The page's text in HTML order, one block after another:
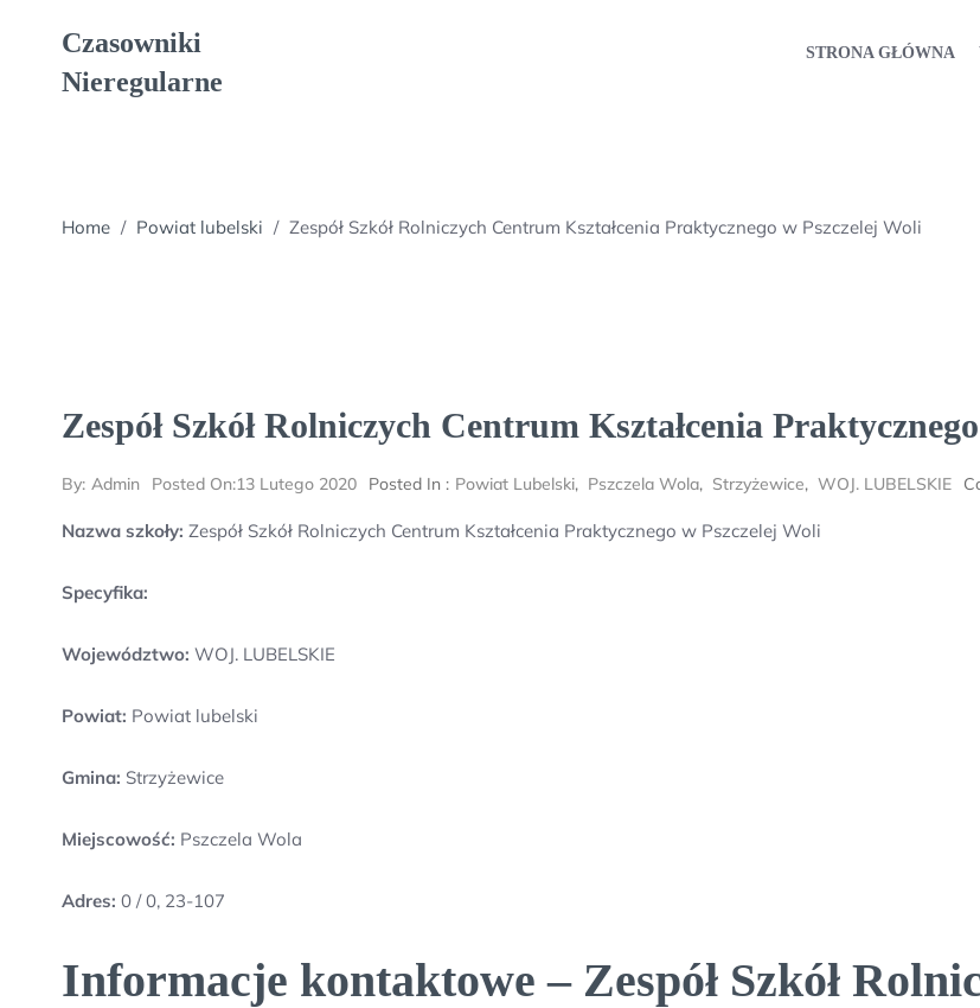
Czasowniki
Nieregularne
STRONA GŁÓWNA
Home / Powiat lubelski / Zespół Szkół Rolniczych Centrum Kształcenia Praktycznego w Pszczelej Woli
Zespół Szkół Rolniczych Centrum Kształcenia
By: Admin Posted On:13 Lutego 2020 Posted In : Powiat Lubelski, Pszczela Wola, Strzyżewice, WOJ. LUBELSKIE
Nazwa szkoły: Zespół Szkół Rolniczych Centrum Kształcenia Praktycznego w Pszczelej Woli
Specyfika:
Województwo: WOJ. LUBELSKIE
Powiat: Powiat lubelski
Gmina: Strzyżewice
Miejscowość: Pszczela Wola
Adres: 0 / 0, 23-107
Informacje kontaktowe – Zespół Szkół